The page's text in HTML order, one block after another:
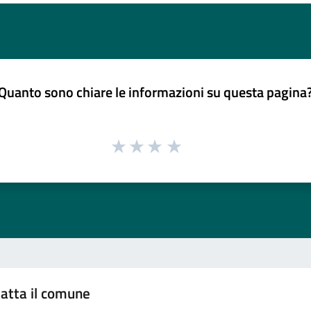
sono chiare le informazioni su questa
il comune